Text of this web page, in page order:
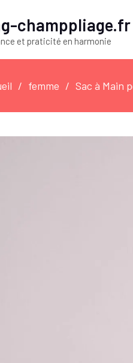
champpliage.fr
et praticité en harmonie
femme Sac à Main